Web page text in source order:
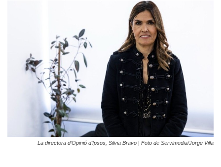
La directora d’Opinió d’Ipsos, Silvia Bravo | Foto de Servimedia/Jorge Villa